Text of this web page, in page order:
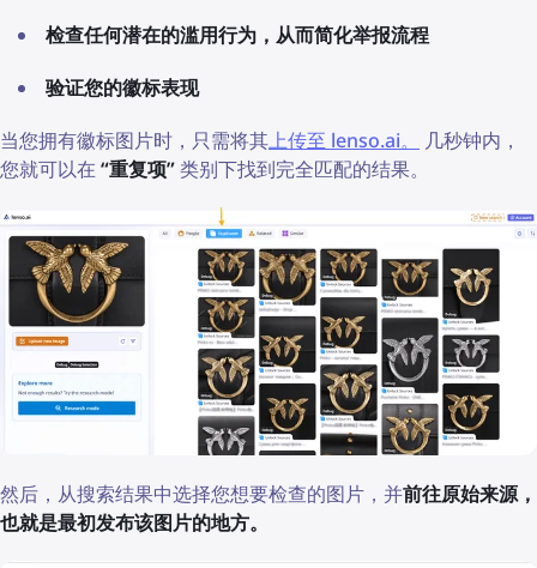
检查任何潜在的滥用行为，从而简化举报流程
验证您的徽标表现
当您拥有徽标图片时，只需将其上传至 lenso.ai。
几秒钟内，
您就可以在 “重复项”类别下找到完全匹配的结果。
然后，从搜索结果中选择您想要检查的图片，并前往原始来源，
也就是最初发布该图片的地方。